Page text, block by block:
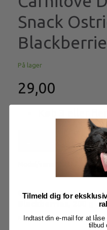
Snack
På lager
29,00
LU5791RØD
Carnilove Dog
Mere information
Tilmeld dig for
Indtast din e-mail for at
tilbud